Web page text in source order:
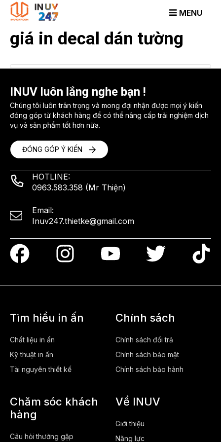
Skip
content
giá in decal dán tường
INUV luôn lắng nghe bạn !
Chúng tôi luôn trân trọng và mong đợi nhận được mọi ý kiến
đóng góp từ khách hàng để có thể nâng cấp trải nghiệm dịch
vụ và sản phẩm tốt hơn nữa.
ĐÓNG GÓP Ý KIẾN
HOTLINE:
0963.583.358 (Mr Thiện)
Email:
Inuv247.thietke@gmail.com
Tìm hiểu in ấn
Chất liệu in ấn
Kỹ thuật in ấn
Tài nguyên thiết kế
Chính sách
Chính sách đổi trả
Chính sách bảo mật
Chính sách bảo hành
Chăm sóc khách
hàng
Câu hỏi thường gặp
Về INUV
Giới thiệu
Năng lực